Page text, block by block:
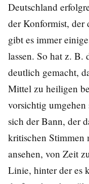
Deutschland
der Konformist, der
gibt es immer
lassen. So hat z. B.
deutlich gemacht,
Mittel zu heiligen
vorsichtig
sich der Bann, der
kritischen Stimmen
ansehen, von Zeit
Linie, hinter der es